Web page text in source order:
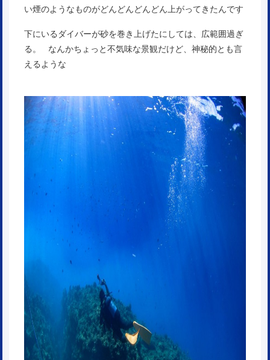
い煙のようなものがどんどんどんどん上がってきたんです
下にいるダイバーが砂を巻き上げたにしては、広範囲過ぎ
る。 なんかちょっと不気味な景観だけど、神秘的とも言
えるような